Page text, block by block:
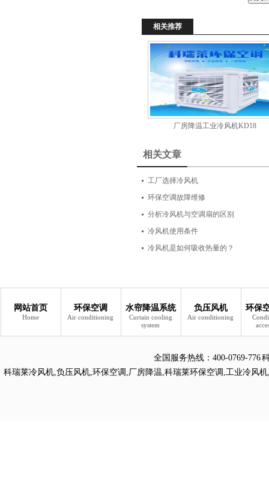
相关推荐
厂房降温工业冷风机KD18
相关文章
工厂选择冷风机
环保空调故障维修
分析冷风机与空调扇的区别
冷风机使用条件
冷风机是如何吸收热量的？
网站首页
Home
环保空调
Air conditioning
水帘降温系统
Curtain cooling
system
负压风机
Air conditioning
环保
全国服务热线： 400-0769-776
科瑞莱冷风机,负压风机,环保空调 ,厂房降温,科瑞莱环保空调 ,工业冷风机